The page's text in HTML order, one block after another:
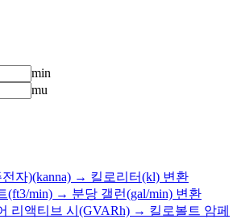
min
mu
자)(kanna) → 킬로리터(kl) 변환
(ft3/min) → 분당 갤런(gal/min) 변환
리액티브 시(GVARh) → 킬로볼트 암페